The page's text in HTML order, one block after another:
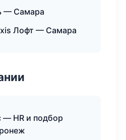
— Самара
Лофт — Самара
— HR и подбор